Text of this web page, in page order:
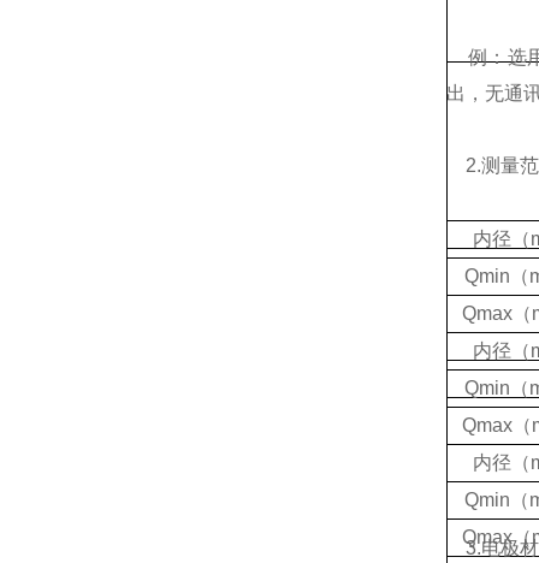
例：选用
出，无通
2.测量
内径（
Qmin（
Qmax（
内径（
Qmin（
Qmax（
内径（
Qmin（
Qmax（
3.电极